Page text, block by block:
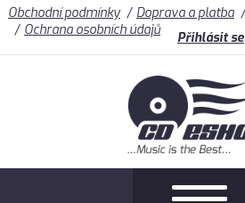
Obchodní podmínky Doprava a platba
Ochrana osobních údajů
Přihlásit se